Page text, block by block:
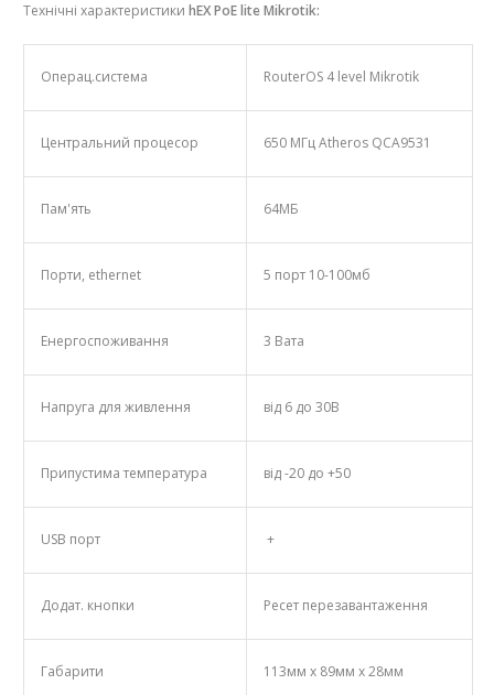
Технічні характеристики hEX PoE lite Mikrotik:
Операц.система RouterOS 4 level Mikrotik
Центральний процесор 650 МГц Atheros QCA9531
Пам'ять 64МБ
Порти, ethernet 5 порт 10-100мб
Енергоспоживання 3 Вата
Напруга для живлення від 6 до 30В
Припустима температура від -20 до +50
USB порт +
Додат. кнопки Ресет перезавантаження
Габарити 113мм x 89мм x 28мм